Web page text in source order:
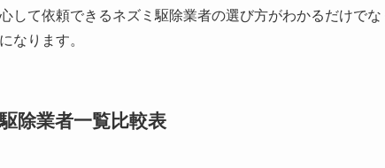
して依頼できるネズミ駆除業者の選び方がわかるだけで
なります。
除業者一覧比較表